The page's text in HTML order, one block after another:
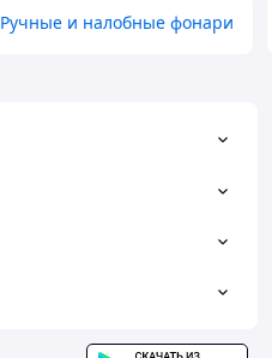
Ручные и налобные фонари